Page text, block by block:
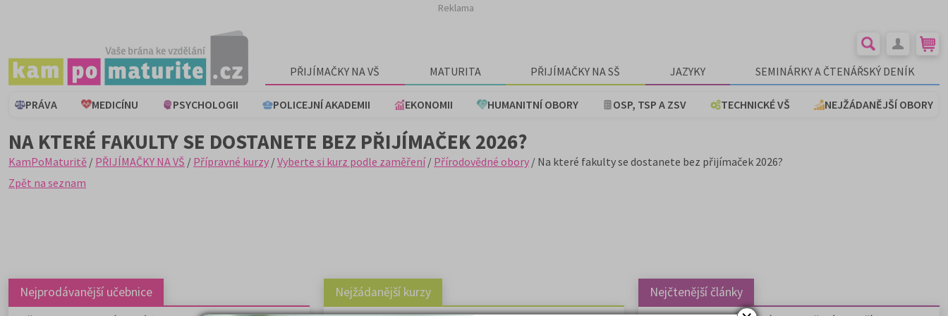
Reklama
PŘIJÍMAČKY NA VŠ MATURITA PŘIJÍMAČKY NA SŠ JAZYKY SEMINÁRKY A ČTENÁŘSKÝ DENÍK
PRÁVA MEDICÍNU PSYCHOLOGII POLICEJNÍ AKADEMII EKONOMII HUMANITNÍ OBORY OSP, TSP A ZSV TECHNICKÉ VŠ NEJŽÁDANĚJŠÍ OBORY
NA KTERÉ FAKULTY SE DOSTANETE BEZ PŘIJÍMAČEK 2026?
KamPoMaturitě / PŘIJÍMAČKY NA VŠ / Přípravné kurzy /Vyberte si kurz podle zaměření/ Přírodovědné obory / Na které fakulty se dostanete bez přijímaček 2026?
Zpět na seznam
Nejprodávanější učebnice Nejžádanější kurzy Nejčtenější články